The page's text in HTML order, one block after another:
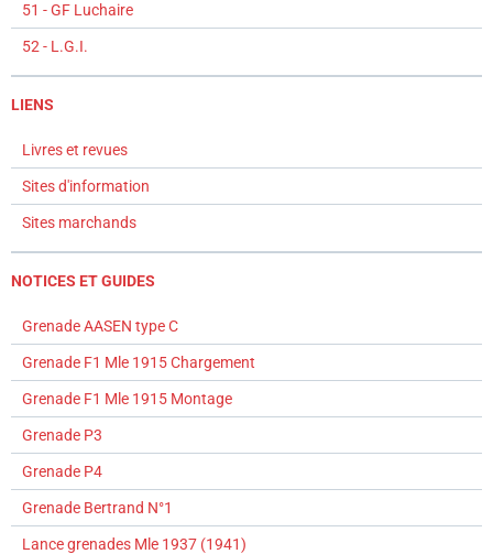
51 - GF Luchaire
52 - L.G.I.
LIENS
Livres et revues
Sites d'information
Sites marchands
NOTICES ET GUIDES
Grenade AASEN type C
Grenade F1 Mle 1915 Chargement
Grenade F1 Mle 1915 Montage
Grenade P3
Grenade P4
Grenade Bertrand N°1
Lance grenades Mle 1937 (1941)